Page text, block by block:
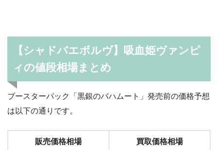
【シャドバエボルヴ】吸血姫ヴァンピ
ィの値段相場まとめ
ブースターパック「黒銀のバハムート」発売前の価格予想
は以下の通りです。
販売価格相場 買取価格相場